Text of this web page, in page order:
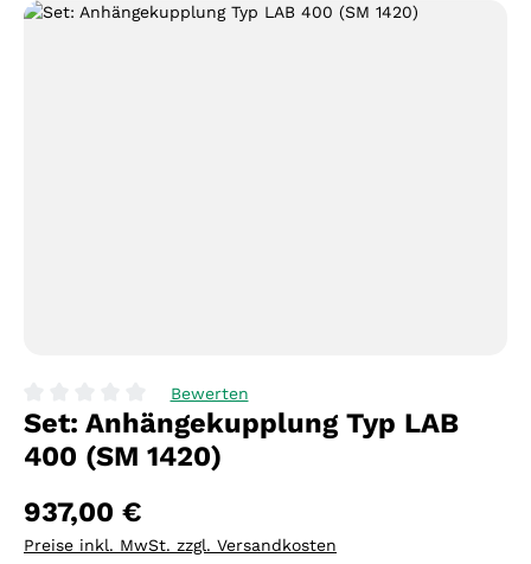
Bildergalerie überspringen
Durchschnittliche Bewertung von 0 von 5 Sternen
Bewerten
Set: Anhängekupplung Typ LAB
400 (SM 1420)
937,00 €
Preise inkl. MwSt. zzgl. Versandkosten